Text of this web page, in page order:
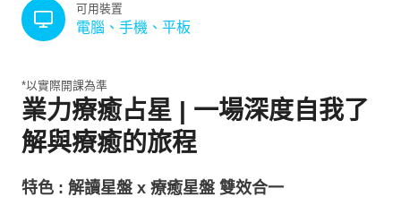
可用裝置
電腦、手機、平板
*以實際開課為準
業力療癒占星 | 一場深度自我了
解與療癒的旅程
特色 : 解讀星盤 x 療癒星盤 雙效合一